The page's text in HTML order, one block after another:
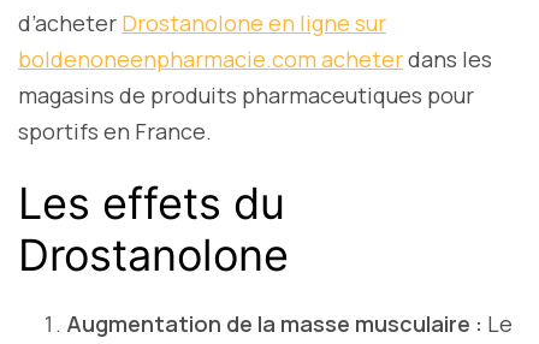
d’acheter Drostanolone en ligne sur
boldenoneenpharmacie.com acheterdans les
magasins de produits pharmaceutiques pour
sportifs en France.
Les effets du
Drostanolone
Augmentation de la masse musculaire : Le